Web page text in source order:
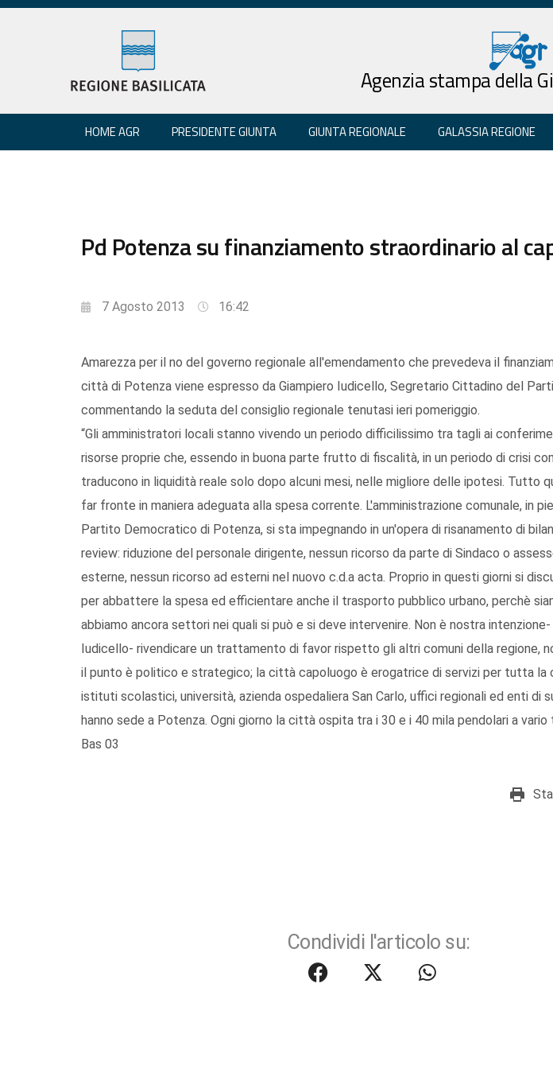
Agenzia stampa della
HOME AGR PRESIDENTE GIUNTA GIUNTA REGIONALE GALASSIA REGIONE
Pd Potenza su finanziamento straordinario al
7 Agosto 2013 16:42
Amarezza per il no del governo regionale all'emendamento che prevedeva il
città di Potenza viene espresso da Giampiero Iudicello, Segretario Cittadino del
commentando la seduta del consiglio regionale tenutasi ieri pomeriggio.
“Gli amministratori locali stanno vivendo un periodo difficilissimo tra tagli ai
risorse proprie che, essendo in buona parte frutto di fiscalità, in un periodo di crisi
traducono in liquidità reale solo dopo alcuni mesi, nelle migliore delle ipotesi. Tutto
far fronte in maniera adeguata alla spesa corrente. L'amministrazione comunale, in
Partito Democratico di Potenza, si sta impegnando in un'opera di risanamento di
review: riduzione del personale dirigente, nessun ricorso da parte di Sindaco o
esterne, nessun ricorso ad esterni nel nuovo c.d.a acta. Proprio in questi giorni si
per abbattere la spesa ed efficientare anche il trasporto pubblico urbano, perchè
abbiamo ancora settori nei quali si può e si deve intervenire. Non è nostra
Iudicello- rivendicare un trattamento di favor rispetto gli altri comuni della regione,
il punto è politico e strategico; la città capoluogo è erogatrice di servizi per tutta la
istituti scolastici, università, azienda ospedaliera San Carlo, uffici regionali ed enti di
hanno sede a Potenza. Ogni giorno la città ospita tra i 30 e i 40 mila pendolari a vario
Bas 03
Condividi l'articolo su: